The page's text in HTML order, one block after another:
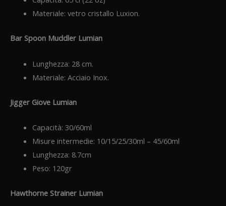
Materiale: vetro cristallo Luxion.
Bar Spoon Muddler Lumian
Lunghezza: 28 cm.
Materiale: Acciaio Inox.
Jigger Giove Lumian
Capacità: 30/60ml
Misure intermedie: 10/15/25/30ml – 45/60ml
Lunghezza: 8.7cm
Peso: 120gr
Hawthorne Strainer Lumian